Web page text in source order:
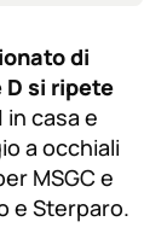
di
D si ripete
in casa e
a occhiali
MSGC e
e Sterparo.